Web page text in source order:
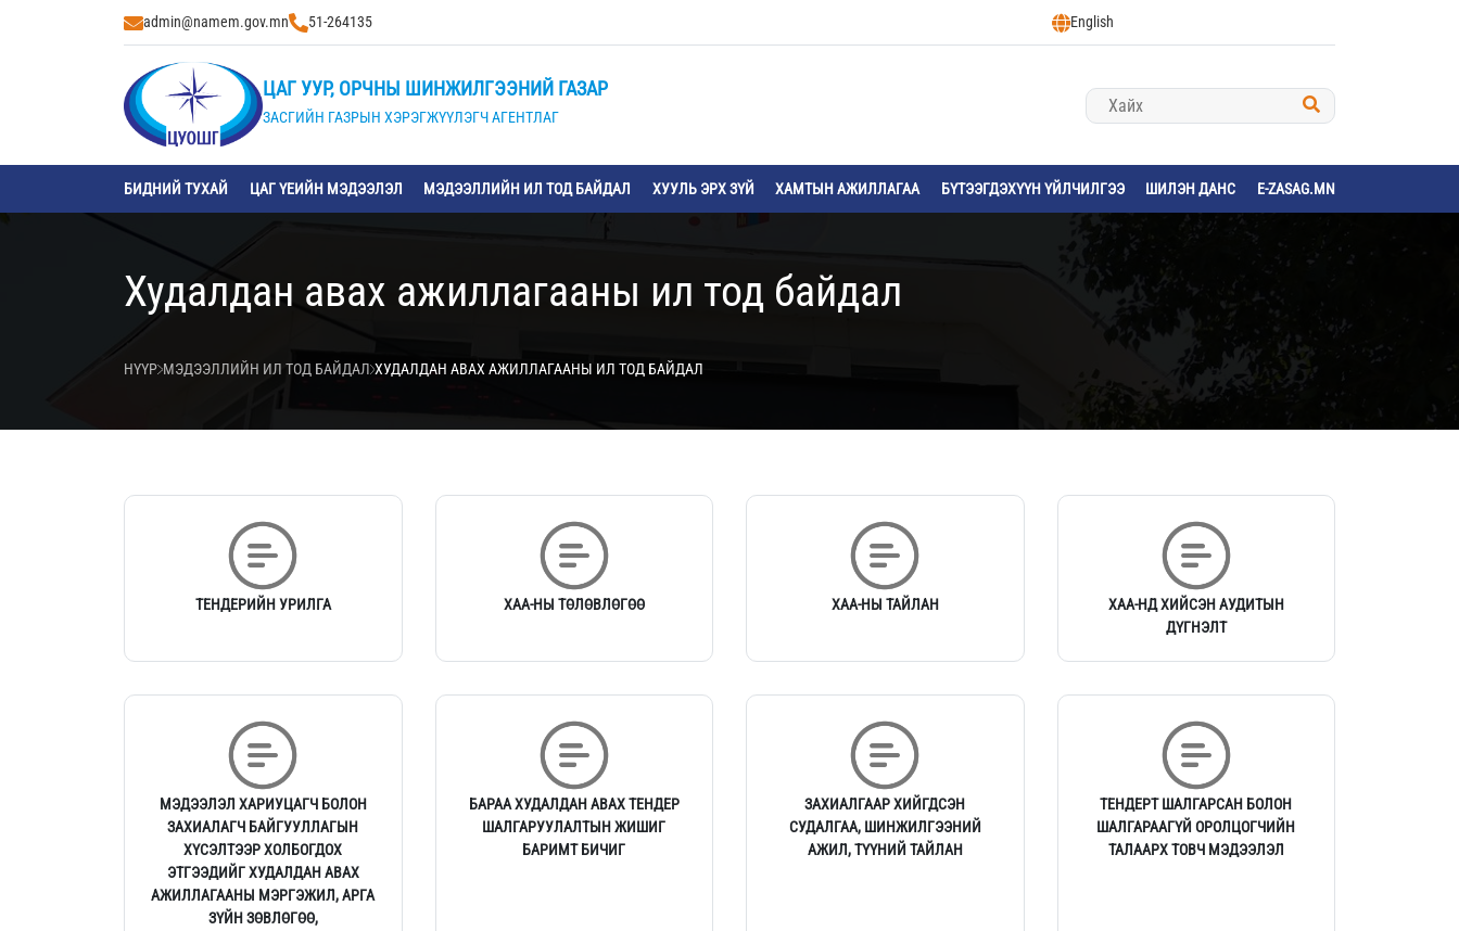
admin@namem.gov.mn 51-264135 English
ЦАГ УУР, ОРЧНЫ ШИНЖИЛГЭЭНИЙ ГАЗАР
ЗАСГИЙН ГАЗРЫН ХЭРЭГЖҮҮЛЭГЧ АГЕНТЛАГ
БИДНИЙ ТУХАЙ ЦАГ ҮЕИЙН МЭДЭЭЛЭЛ МЭДЭЭЛЛИЙН ИЛ ТОД БАЙДАЛ ХУУЛЬ ЭРХ ЗҮЙ ХАМТЫН АЖИЛЛАГАА БҮТЭЭГДЭХҮҮН ҮЙЛЧИЛГЭЭ ШИЛЭН ДАНС E-ZASAG.MN
Худалдан авах ажиллагааны ил тод байдал
НҮҮР МЭДЭЭЛЛИЙН ИЛ ТОД БАЙДАЛ ХУДАЛДАН АВАХ АЖИЛЛАГААНЫ ИЛ ТОД БАЙДАЛ
ТЕНДЕРИЙН УРИЛГА ХАА-НЫ ТӨЛӨВЛӨГӨӨ ХАА-НЫ ТАЙЛАН
ХАА-НД ХИЙСЭН АУДИТЫН
ДҮГНЭЛТ
МЭДЭЭЛЭЛ ХАРИУЦАГЧ БОЛОН
ЗАХИАЛАГЧ БАЙГУУЛЛАГЫН
ХҮСЭЛТЭЭР ХОЛБОГДОХ
ЭТГЭЭДИЙГ ХУДАЛДАН АВАХ
АЖИЛЛАГААНЫ МЭРГЭЖИЛ, АРГА
ЗҮЙН ЗӨВЛӨГӨӨ,
БАРАА ХУДАЛДАН АВАХ ТЕНДЕР
ШАЛГАРУУЛАЛТЫН ЖИШИГ
БАРИМТ БИЧИГ
ЗАХИАЛГААР ХИЙГДСЭН
СУДАЛГАА, ШИНЖИЛГЭЭНИЙ
АЖИЛ, ТҮҮНИЙ ТАЙЛАН
ТЕНДЕРТ ШАЛГАРСАН БОЛОН
ШАЛГАРААГҮЙ ОРОЛЦОГЧИЙН
ТАЛААРХ ТОВЧ МЭДЭЭЛЭЛ